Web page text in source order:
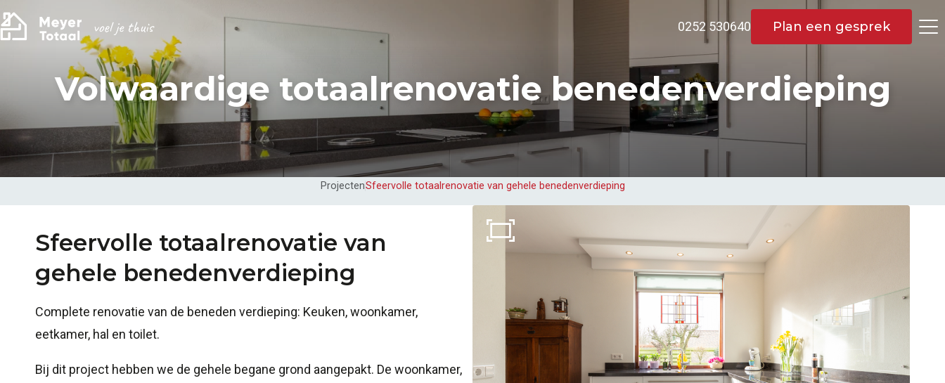
0252 530640 Plan een gesprek
Volwaardige totaalrenovatie benedenverdieping
ProjectenSfeervolle totaalrenovatie van gehele benedenverdieping
Sfeervolle totaalrenovatie van
gehele benedenverdieping
Complete renovatie van de beneden verdieping: Keuken, woonkamer,
eetkamer, hal en toilet.
Bij dit project hebben we de gehele begane grond aangepakt. De woonkamer,